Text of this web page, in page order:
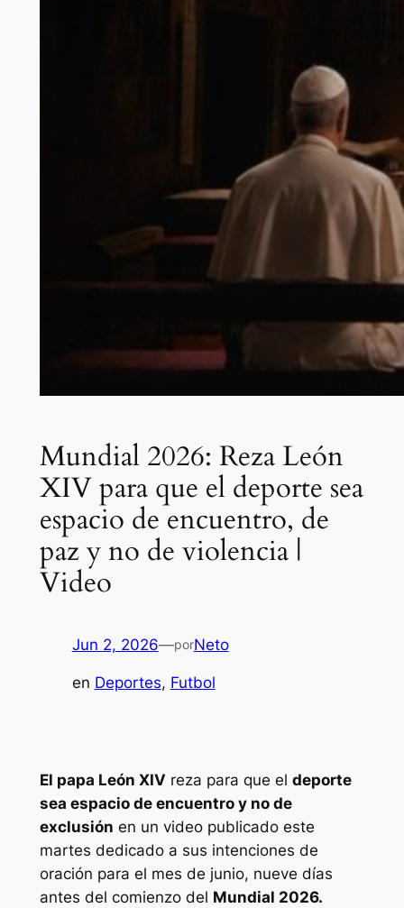
Mundial 2026: Reza León
XIV para que el deporte sea
espacio de encuentro, de
paz y no de violencia |
Video
Jun 2, 2026—porNeto
en Deportes, Futbol
El papa León XIV reza para que el deporte
sea espacio de encuentro y no de
exclusión en un video publicado este
martes dedicado a sus intenciones de
oración para el mes de junio, nueve días
antes del comienzo del Mundial 2026.